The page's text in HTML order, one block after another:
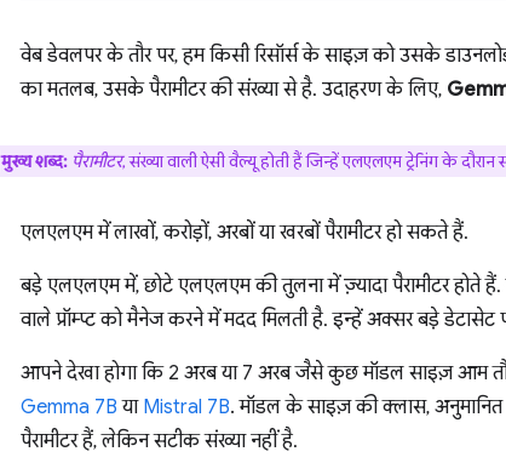
वेब डेवलपर के तौर पर, हम किसी रिसॉर्स के साइज़ को उसके
का मतलब, उसके पैरामीटर की संख्या से है. उदाहरण के लिए,
मुख्य शब्द: पैरामीटर, संख्या वाली ऐसी वैल्यू होती हैं जिन्हें एलएलएम ट्रेनिंग के
एलएलएम में लाखों, करोड़ों, अरबों या खरबों पैरामीटर हो सकते हैं.
बड़े एलएलएम में, छोटे एलएलएम की तुलना में ज़्यादा पैरामीटर होते
वाले प्रॉम्प्ट को मैनेज करने में मदद मिलती है. इन्हें अक्सर बड़े डेटासेट
आपने देखा होगा कि 2 अरब या 7 अरब जैसे कुछ मॉडल साइज़ आम
Gemma 7B या Mistral 7B. मॉडल के साइज़ की क्लास, अनुमानित
पैरामीटर हैं, लेकिन सटीक संख्या नहीं है.